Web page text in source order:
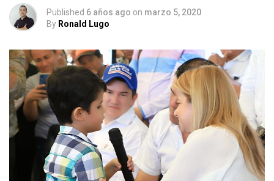
Published 6 años ago on marzo 5, 2020
By Ronald Lugo